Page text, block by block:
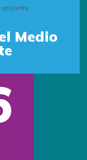
Medio